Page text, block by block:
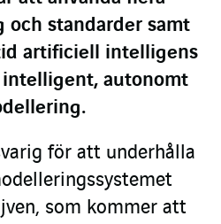
standarder samt
artificiell intelligens
autonomt
för att underhålla
som kommer att